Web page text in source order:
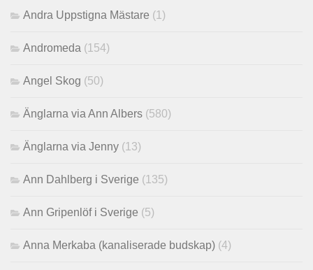
Andra Uppstigna Mästare (1)
Andromeda (154)
Angel Skog (50)
Änglarna via Ann Albers (580)
Änglarna via Jenny (13)
Ann Dahlberg i Sverige (135)
Ann Gripenlöf i Sverige (5)
Anna Merkaba (kanaliserade budskap) (4)